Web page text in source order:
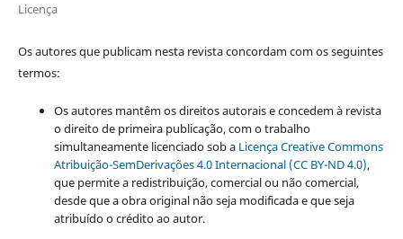
Licença
Os autores que publicam nesta revista concordam com os seguintes
termos:
Os autores mantêm os direitos autorais e concedem à revista
o direito de primeira publicação, com o trabalho
simultaneamente licenciado sob aLicença Creative Commons
Atribuição-SemDerivações 4.0 Internacional (CC BY-ND 4.0),
que permite a redistribuição, comercial ou não comercial,
desde que a obra original não seja modificada e que seja
atribuído o crédito ao autor.